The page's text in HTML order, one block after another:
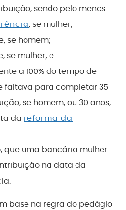
sendo pelo menos
, se mulher;
se homem;
se mulher; e
a 100% do tempo de
faltava para completar 35
se homem, ou 30 anos,
da reforma da
que uma bancária mulher
na data da
base na regra do pedágio